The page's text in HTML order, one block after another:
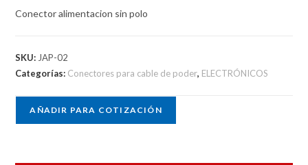
Conector alimentacion sin polo
SKU: JAP-02
Categorías: Conectores para cable de poder, ELECTRÓNICOS
AÑADIR PARA COTIZACIÓN